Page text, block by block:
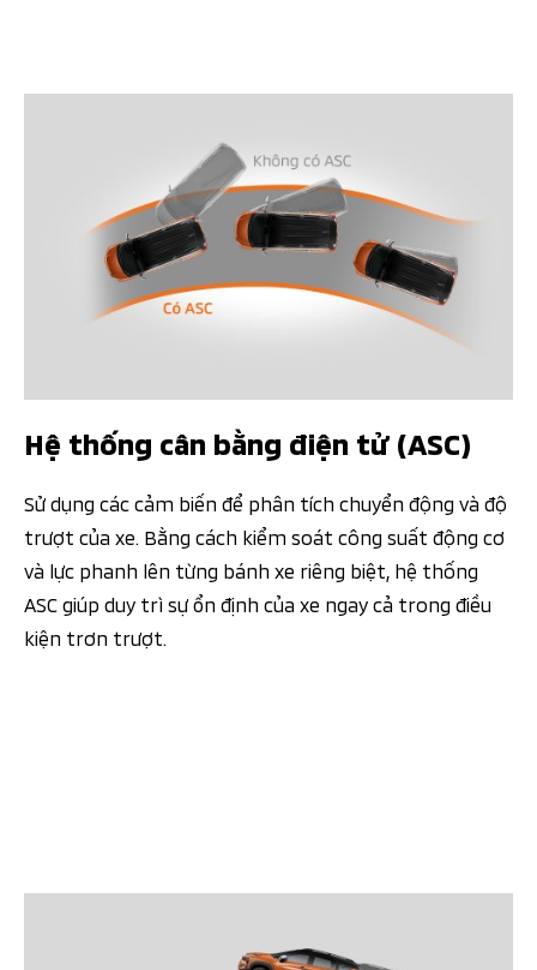
Hệ thống cân bằng điện tử (ASC)
Sử dụng các cảm biến để phân tích chuyển động và độ
trượt của xe. Bằng cách kiểm soát công suất động cơ
và lực phanh lên từng bánh xe riêng biệt, hệ thống
ASC giúp duy trì sự ổn định của xe ngay cả trong điều
kiện trơn trượt.